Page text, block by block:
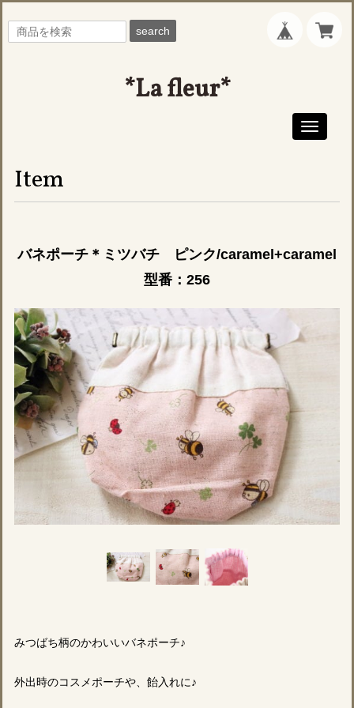
search
*La fleur*
Toggle
Item
バネポーチ＊ミツバチ ピンク/caramel+caramel
型番：256
みつばち柄のかわいいバネポーチ♪
外出時のコスメポーチや、飴入れに♪